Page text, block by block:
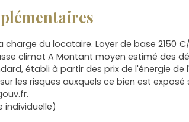
charge du locataire. Loyer de base 2150
climat A Montant moyen estimé des
établi à partir des prix de l'énergie de
les risques auxquels ce bien est
individuelle)